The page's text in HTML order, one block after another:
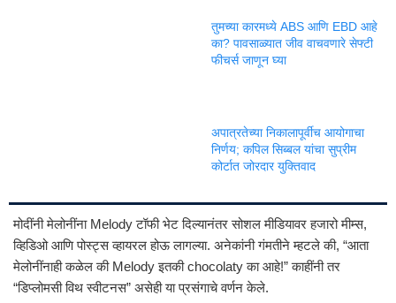
तुमच्या कारमध्ये ABS आणि EBD आहे
का? पावसाळ्यात जीव वाचवणारे सेफ्टी
फीचर्स जाणून घ्या
अपात्रतेच्या निकालापूर्वीच आयोगाचा
निर्णय; कपिल सिब्बल यांचा सुप्रीम
कोर्टात जोरदार युक्तिवाद
मोदींनी मेलोनींना Melody टॉफी भेट दिल्यानंतर सोशल मीडियावर हजारो मीम्स,
व्हिडिओ आणि पोस्ट्स व्हायरल होऊ लागल्या. अनेकांनी गंमतीने म्हटले की, “आता
मेलोनींनाही कळेल की Melody इतकी chocolaty का आहे!” काहींनी तर
“डिप्लोमसी विथ स्वीटनस” असेही या प्रसंगाचे वर्णन केले.